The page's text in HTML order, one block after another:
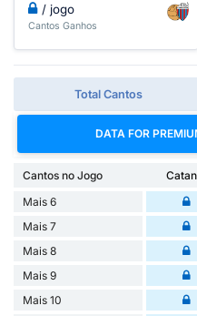
/ jogo
Cantos Ganhos
Total Cantos
DATA FOR
Cantos no Jogo
Mais 6
Mais 7
Mais 8
Mais 9
Mais 10